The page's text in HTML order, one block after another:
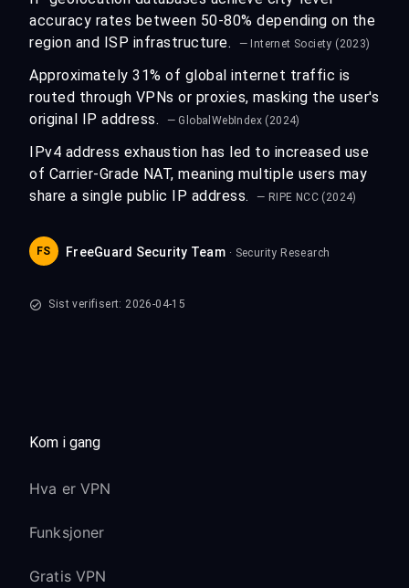
accuracy rates between 50-80% depending on the
region and ISP infrastructure.
— Internet Society (2023)
Approximately 31% of global internet traffic is
routed through VPNs or proxies, masking the user's
original IP address.
— GlobalWebIndex (2024)
IPv4 address exhaustion has led to increased use
of Carrier-Grade NAT, meaning multiple users may
share a single public IP address.
— RIPE NCC (2024)
FS FreeGuard Security Team · Security Research
Sist verifisert: 2026-04-15
Kom i gang
Hva er VPN
Funksjoner
Gratis VPN